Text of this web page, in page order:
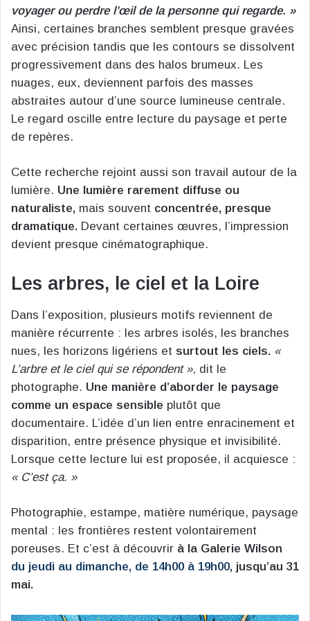
voyager ou perdre l’œil de la personne qui regarde. »
Ainsi, certaines branches semblent presque gravées
avec précision tandis que les contours se dissolvent
progressivement dans des halos brumeux. Les
nuages, eux, deviennent parfois des masses
abstraites autour d’une source lumineuse centrale.
Le regard oscille entre lecture du paysage et perte
de repères.
Cette recherche rejoint aussi son travail autour de la
lumière. Une lumière rarement diffuse ou
naturaliste, mais souvent concentrée, presque
dramatique. Devant certaines œuvres, l’impression
devient presque cinématographique.
Les arbres, le ciel et la Loire
Dans l’exposition, plusieurs motifs reviennent de
manière récurrente : les arbres isolés, les branches
nues, les horizons ligériens et surtout les ciels. «
L’arbre et le ciel qui se répondent », dit le
photographe. Une manière d’aborder le paysage
comme un espace sensible plutôt que
documentaire. L’idée d’un lien entre enracinement et
disparition, entre présence physique et invisibilité.
Lorsque cette lecture lui est proposée, il acquiesce :
« C’est ça. »
Photographie, estampe, matière numérique, paysage
mental : les frontières restent volontairement
poreuses. Et c’est à découvrir à la Galerie Wilson
du jeudi au dimanche, de 14h00 à 19h00, jusqu’au 31
mai.